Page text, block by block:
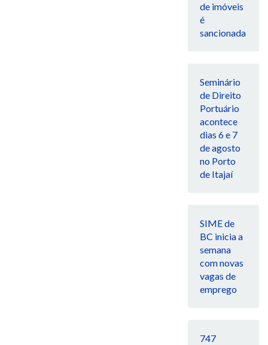
de imóveis
é
sancionada
Seminário
de Direito
Portuário
acontece
dias 6 e 7
de agosto
no Porto
de Itajaí
SIME de
BC inicia a
semana
com novas
vagas de
emprego
747